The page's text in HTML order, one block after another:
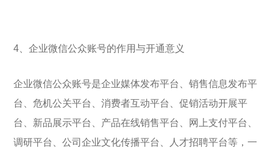
4、企业微信公众账号的作用与开通意义
企业微信公众账号是企业媒体发布平台、销售信息发布平
台、危机公关平台、消费者互动平台、促销活动开展平
台、新品展示平台、产品在线销售平台、网上支付平台、
调研平台、公司企业文化传播平台、人才招聘平台等，一